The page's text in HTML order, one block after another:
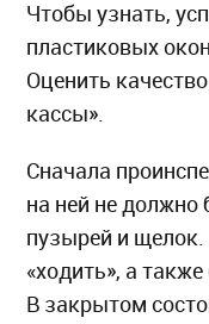
Чтобы узнать,
пластиковых
Оценить
кассы».
Сначала
на ней не
пузырей и щелок.
«ходить», а
В закрытом